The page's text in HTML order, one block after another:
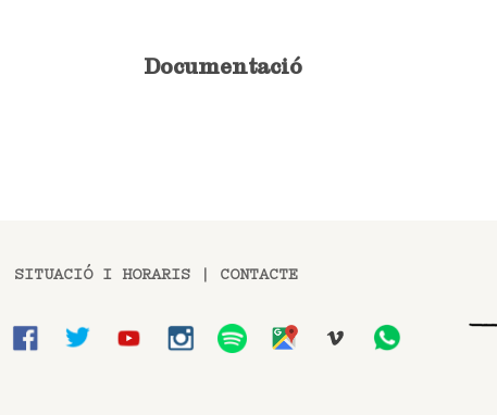
Documentació
SITUACIÓ I HORARIS CONTACTE